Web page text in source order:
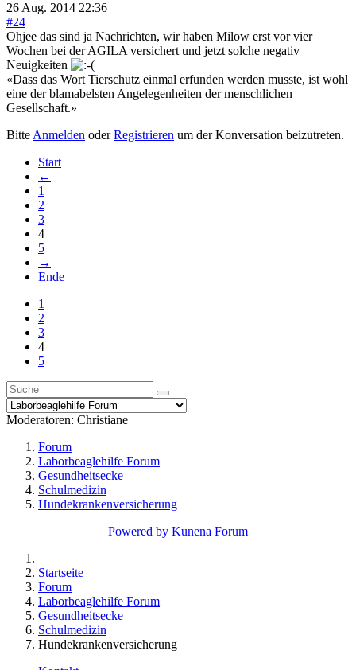
26 Aug. 2014 22:36
#24
Ohjee das sind ja Nachrichten, wir haben Milow erst vor vier
Wochen bei der AGILA versichert und jetzt solche negativ
Neuigkeiten
«Dass das Wort Tierschutz einmal erfunden werden musste, ist wohl
eine der blamabelsten Angelegenheiten der menschlichen
Gesellschaft.»
Bitte Anmelden oderRegistrieren um der Konversation beizutreten.
Start
←
1
2
3
4
5
→
Ende
1
2
3
4
5
Moderatoren: Christiane
Forum
Laborbeaglehilfe Forum
Gesundheitsecke
Schulmedizin
Hundekrankenversicherung
Powered by Kunena Forum
Startseite
Forum
Laborbeaglehilfe Forum
Gesundheitsecke
Schulmedizin
Hundekrankenversicherung